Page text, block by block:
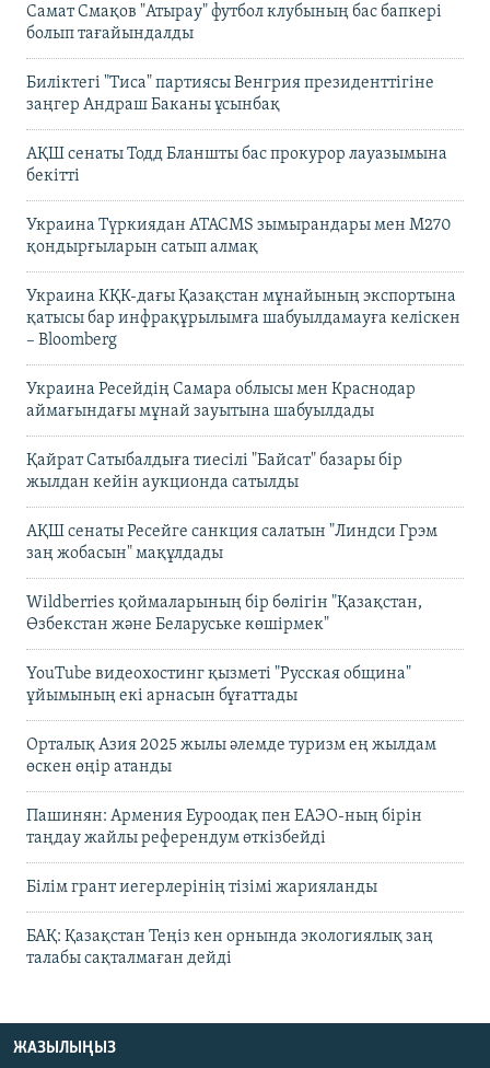
Самат Смақов "Атырау" футбол клубының бас бапкері
болып тағайындалды
Биліктегі "Тиса" партиясы Венгрия президенттігіне
заңгер Андраш Баканы ұсынбақ
АҚШ сенаты Тодд Бланшты бас прокурор лауазымына
бекітті
Украина Түркиядан ATACMS зымырандары мен M270
қондырғыларын сатып алмақ
Украина КҚК-дағы Қазақстан мұнайының экспортына
қатысы бар инфрақұрылымға шабуылдамауға келіскен
– Bloomberg
Украина Ресейдің Самара облысы мен Краснодар
аймағындағы мұнай зауытына шабуылдады
Қайрат Сатыбалдыға тиесілі "Байсат" базары бір
жылдан кейін аукционда сатылды
АҚШ сенаты Ресейге санкция салатын "Линдси Грэм
заң жобасын" мақұлдады
Wildberries қоймаларының бір бөлігін "Қазақстан,
Өзбекстан және Беларуське көшірмек"
YouTube видеохостинг қызметі "Русская община"
ұйымының екі арнасын бұғаттады
Орталық Азия 2025 жылы әлемде туризм ең жылдам
өскен өңір атанды
Пашинян: Армения Еуроодақ пен ЕАЭО-ның бірін
таңдау жайлы референдум өткізбейді
Білім грант иегерлерінің тізімі жарияланды
БАҚ: Қазақстан Теңіз кен орнында экологиялық заң
талабы сақталмаған дейді
ЖАЗЫЛЫҢЫЗ